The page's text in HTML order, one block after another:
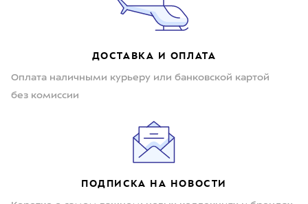
ДОСТАВКА И ОПЛАТА
Оплата наличными курьеру или банковской картой
без комиссии
ПОДПИСКА НА НОВОСТИ